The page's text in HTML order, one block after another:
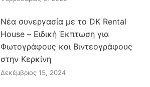
Νέα συνεργασία με το DK Rental
House – Ειδική Έκπτωση για
Φωτογράφους και Βιντεογράφους
στην Κερκίνη
Δεκέμβριος 15, 2024